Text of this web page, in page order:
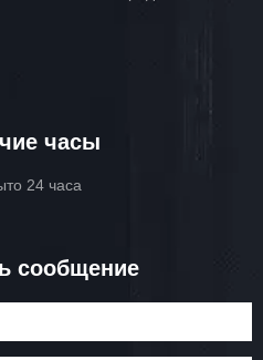
часы
24 часа
сообщение